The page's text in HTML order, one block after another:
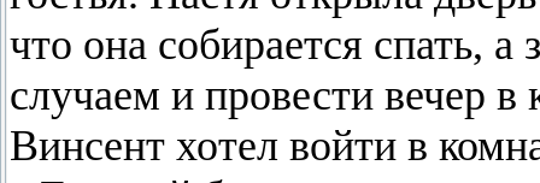
что она собирается спать,
случаем и провести вечер
Винсент хотел войти в